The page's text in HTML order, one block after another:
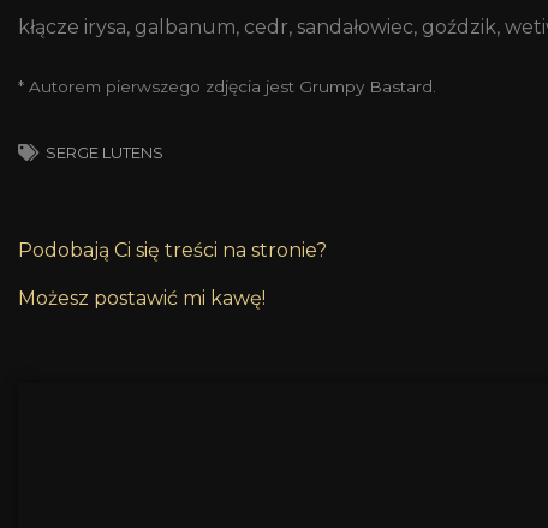
kłącze irysa, galbanum, cedr, sandałowiec, goździk,
* Autorem pierwszego zdjęcia jest Grumpy Bastard.
SERGE LUTENS
Podobają Ci się treści na stronie?
Możesz postawić mi kawę!